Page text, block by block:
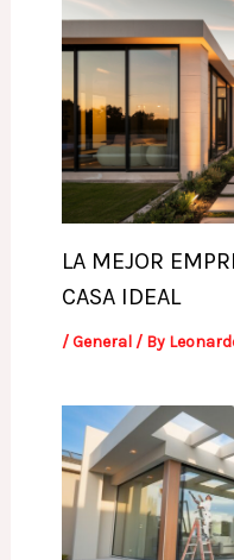
LA MEJOR
CASA IDEAL
/General/ By